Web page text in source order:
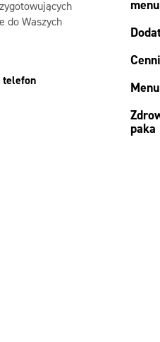
do Waszych
telefon
menu
Menu
paka